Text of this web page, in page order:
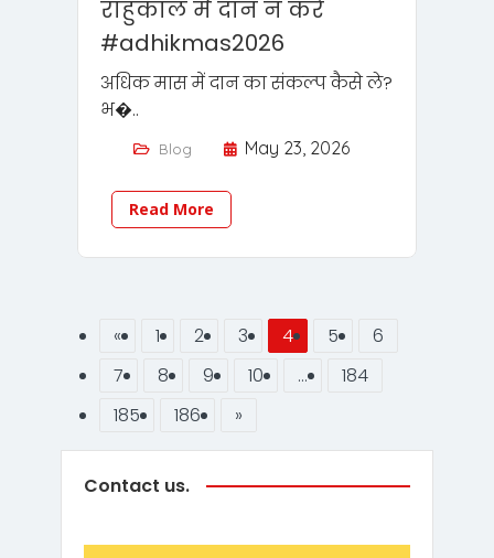
राहुकाल में दान न करे
#adhikmas2026
अधिक मास में दान का संकल्प कैसे ले?
भ�..
Blog May 23, 2026
Read More
« 1 2 3 4 5
6
7
8 9 10 …
184
185
186 »
Contact us.